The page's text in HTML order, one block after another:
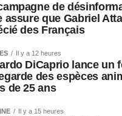
de
assure que Gabriel
des Français
Il y a 12 heures
DiCaprio lance un
des espèces
de 25 ans
Il y a 15 heures